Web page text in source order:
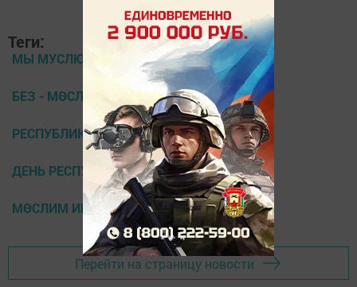
Теги:
МЫ МУСЛЮМОВЦЫ
БЕЗ - МӨСЛИМЛЕЛӘР!
РЕСПУБЛИКА КӨНЕ
ДЕНЬ РЕСПУБЛИКИ
МӨСЛИМ ИНФОРМ
Перейти на страницу новости